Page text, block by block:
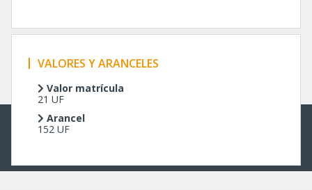
VALORES Y ARANCELES
Valor matrícula
21 UF
Arancel
152 UF